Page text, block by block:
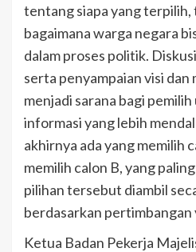
tentang siapa yang
bagaimana warga negara
dalam proses politik.
serta penyampaian visi dan
menjadi sarana bagi
informasi yang lebih
akhirnya ada yang memilih
memilih calon B, yang
pilihan tersebut diambil
berdasarkan pertimbangan
Ketua Badan Pekerja